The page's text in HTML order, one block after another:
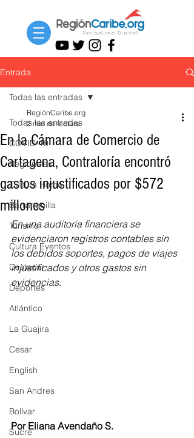
Entrada
Todas las entradas
COVID-19
Regionales
Cultura Home
Barranquilla
Turismo
Cultura Eventos
Destacar
Deportes
Atlántico
La Guajira
Cesar
English
San Andres
Bolívar
Sucre
Todas las entradas
En la Cámara de Comercio de
Cartagena, Contraloría encontró
gastos injustificados por $572
millones
RegiónCaribe.org
2 min de lectura
En una auditoría financiera se
evidenciaron registros contables sin
los debidos soportes, pagos de viajes
injustificados y otros gastos sin
evidencias.
Por Eliana Avendaño S.